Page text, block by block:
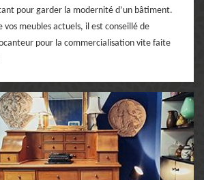
pour garder la modernité d’un bâtiment.
vos meubles actuels, il est conseillé de
pour la commercialisation vite faite